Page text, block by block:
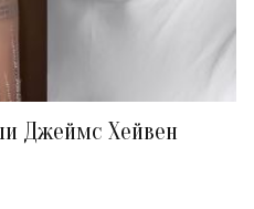
Джеймс Хейвен